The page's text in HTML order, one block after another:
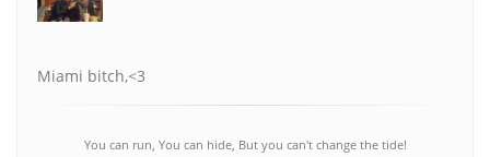
Miami bitch,<3
You can run, You can hide, But you can't change the tide!